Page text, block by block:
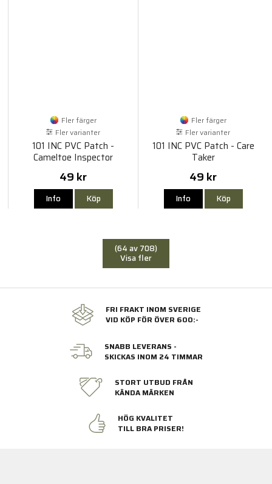
Fler färger
Fler varianter
101 INC PVC Patch -
Cameltoe Inspector
49 kr
Info Köp
Fler färger
Fler varianter
101 INC PVC Patch - Care
Taker
49 kr
Info Köp
(64 av 708)
Visa fler
FRI FRAKT INOM SVERIGE
VID KÖP FÖR ÖVER 600:-
SNABB LEVERANS -
SKICKAS INOM 24 TIMMAR
STORT UTBUD FRÅN
KÄNDA MÄRKEN
HÖG KVALITET
TILL BRA PRISER!